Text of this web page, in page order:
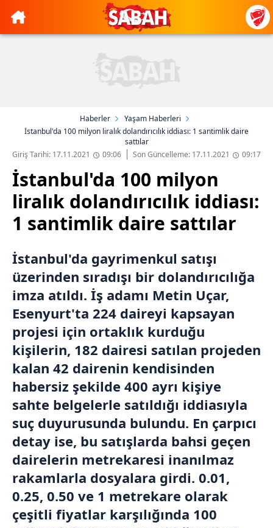
Haberler
Yaşam Haberleri
İstanbul'da 100 milyon liralık dolandırıcılık iddiası: 1 santimlik daire
sattılar
Giriş Tarihi: 17.11.2021
09:06 Son Güncelleme: 17.11.2021 09:17
İstanbul'da 100 milyon
liralık dolandırıcılık iddiası:
1 santimlik daire sattılar
İstanbul'da gayrimenkul satışı
üzerinden sıradışı bir dolandırıcılığa
imza atıldı. İş adamı Metin Uçar,
Esenyurt'ta 224 daireyi kapsayan
projesi için ortaklık kurduğu
kişilerin, 182 dairesi satılan projeden
kalan 42 dairenin kendisinden
habersiz şekilde 400 ayrı kişiye
sahte belgelerle satıldığı iddiasıyla
suç duyurusunda bulundu. En çarpıcı
detay ise, bu satışlarda bahsi geçen
dairelerin metrekaresi inanılmaz
rakamlarla dosyalara girdi. 0.01,
0.25, 0.50 ve 1 metrekare olarak
çeşitli fiyatlar karşılığında 100